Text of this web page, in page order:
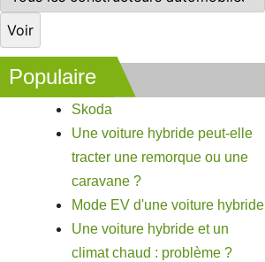
Populaire
Skoda
Une voiture hybride peut-elle
tracter une remorque ou une
caravane ?
Mode EV d'une voiture hybride
Une voiture hybride et un
climat chaud : problème ?